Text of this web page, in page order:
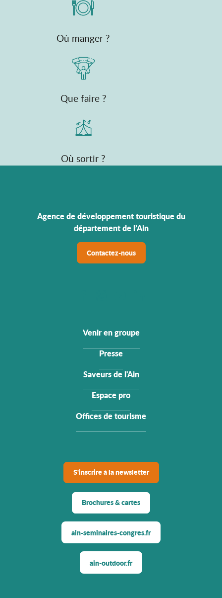
Où manger ?
Que faire ?
Où sortir ?
Agence de développement touristique du
département de l’Ain
Contactez-nous
Venir en groupe
Presse
Saveurs de l'Ain
Espace pro
Offices de tourisme
S'inscrire à la newsletter
Brochures & cartes
ain-seminaires-congres.fr
ain-outdoor.fr